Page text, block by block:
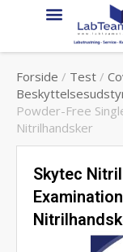
Forside / Test /
Powder-Free
Nitrilhandsker
Skytec